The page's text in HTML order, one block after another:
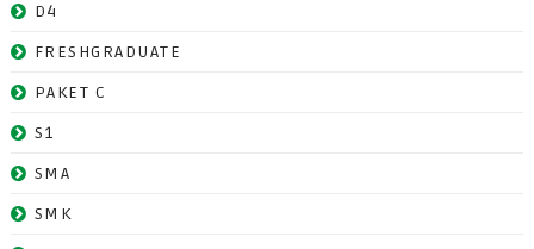
D4
FRESHGRADUATE
PAKET C
S1
SMA
SMK